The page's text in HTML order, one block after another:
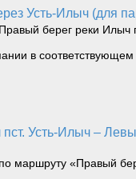
Усть-Илыч (для
берег реки Илыч
в соответствующем
маршруту «Правый